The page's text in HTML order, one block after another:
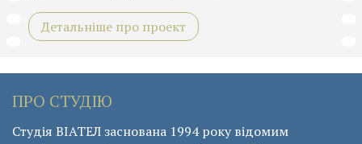
Детальніше про проект
ПРО СТУДІЮ
Студія ВІАТЕЛ заснована 1994 року відомим